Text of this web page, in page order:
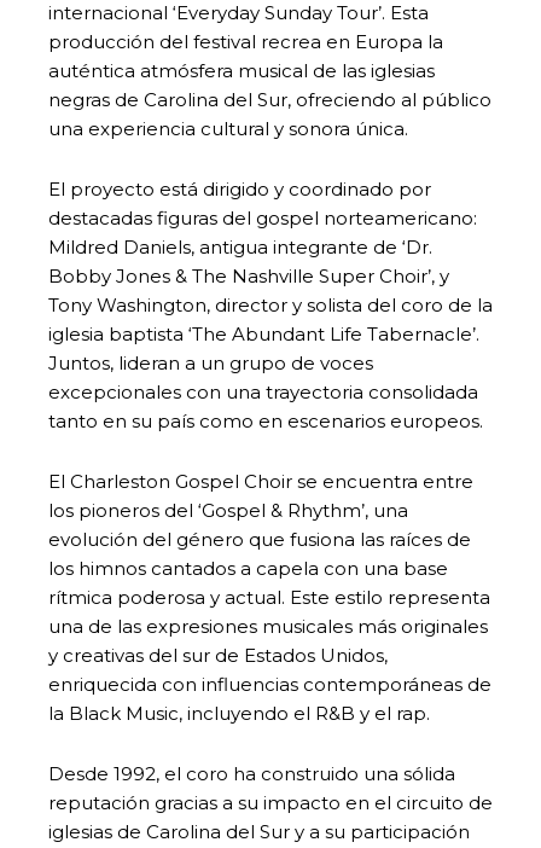
internacional ‘Everyday Sunday Tour’. Esta
producción del festival recrea en Europa la
auténtica atmósfera musical de las iglesias
negras de Carolina del Sur, ofreciendo al público
una experiencia cultural y sonora única.
El proyecto está dirigido y coordinado por
destacadas figuras del gospel norteamericano:
Mildred Daniels, antigua integrante de ‘Dr.
Bobby Jones & The Nashville Super Choir’, y
Tony Washington, director y solista del coro de la
iglesia baptista ‘The Abundant Life Tabernacle’.
Juntos, lideran a un grupo de voces
excepcionales con una trayectoria consolidada
tanto en su país como en escenarios europeos.
El Charleston Gospel Choir se encuentra entre
los pioneros del ‘Gospel & Rhythm’, una
evolución del género que fusiona las raíces de
los himnos cantados a capela con una base
rítmica poderosa y actual. Este estilo representa
una de las expresiones musicales más originales
y creativas del sur de Estados Unidos,
enriquecida con influencias contemporáneas de
la Black Music, incluyendo el R&B y el rap.
Desde 1992, el coro ha construido una sólida
reputación gracias a su impacto en el circuito de
iglesias de Carolina del Sur y a su participación